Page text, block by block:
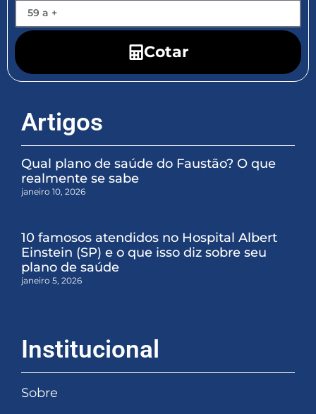
Cotar
Artigos
Qual plano de saúde do Faustão? O que
realmente se sabe
janeiro 10, 2026
10 famosos atendidos no Hospital Albert
Einstein (SP) e o que isso diz sobre seu
plano de saúde
janeiro 5, 2026
Institucional
Sobre